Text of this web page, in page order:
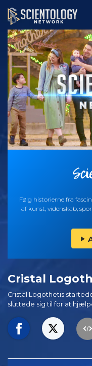
Følg historierne fra
af kunst, videnskab,
Cristal
Cristal Logothetis
sluttede sig til for at